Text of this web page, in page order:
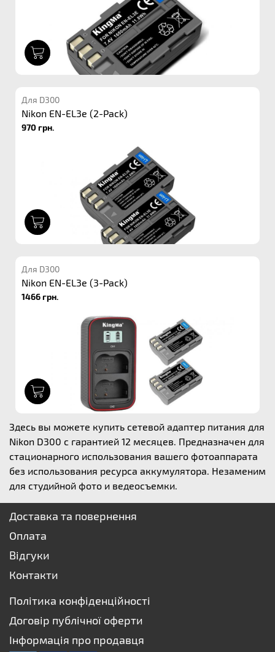
Для D300
Nikon EN-EL3e (2-Pack)
970 грн.
Для D300
Nikon EN-EL3e (3-Pack)
1466 грн.
Здесь вы можете купить сетевой адаптер питания для
Nikon D300 с гарантией 12 месяцев. Предназначен для
стационарного использования вашего фотоаппарата
без использования ресурса аккумулятора. Незаменим
для студийной фото и ведеосъемки.
Доставка та повернення
Оплата
Відгуки
Контакти
Політика конфіденційності
Договір публічної оферти
Інформація про продавця